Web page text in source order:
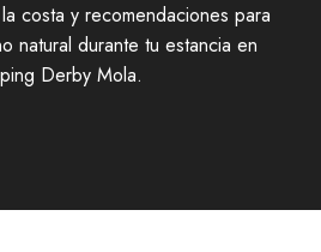
costa y recomendaciones para
natural durante tu estancia en
Derby Mola.